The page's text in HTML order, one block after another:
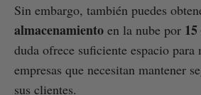
Sin embargo, también puedes
almacenamiento en la nube por
duda ofrece suficiente espacio para
empresas que necesitan mantener
sus clientes.